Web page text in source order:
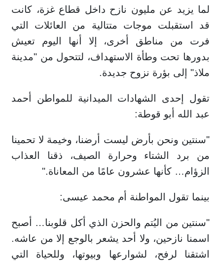
لما يزيد عن مليون نازح داخل قطاع غزة، كانت
قد استقبلت موجات متتالية من العائلات التي
فرت من مناطق أخرى، إلا أنها اليوم تعيش
بدورها تحت وطأة الاستهداف، لتتحول من "مدينة
ملاذ" إلى بؤرة نزوح جديدة.
تقول إحدى الشهادات الميدانية للمواطن أحمد
عبد الله أبو قوطة:
"سنتين ونحن بأرض ليست أرضنا، وخيمة لا تحمينا
من برد الشتاء وحرارة الصيف، ذقنا العذاب
الزؤام… كأنها عشرون عامًا من المعاناة."
بينما تقول المواطنة أم محمد عيسى:
"سنتين من اليُتم والحزن الذي أكل قلوبنا… أصبح
اسمنا نازحين، ولا أحد يشعر بالوجع إلا من عاشه.
اشتقنا لرفح، لشوارعها وبيوتها، وللحياة التي